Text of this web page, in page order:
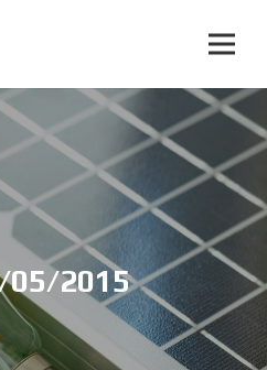
05/2015